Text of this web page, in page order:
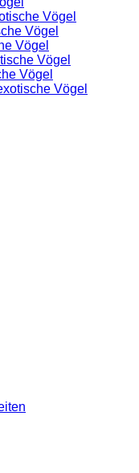
Vögel
Vögel
Vögel
Vögel
Vögel
Vögel